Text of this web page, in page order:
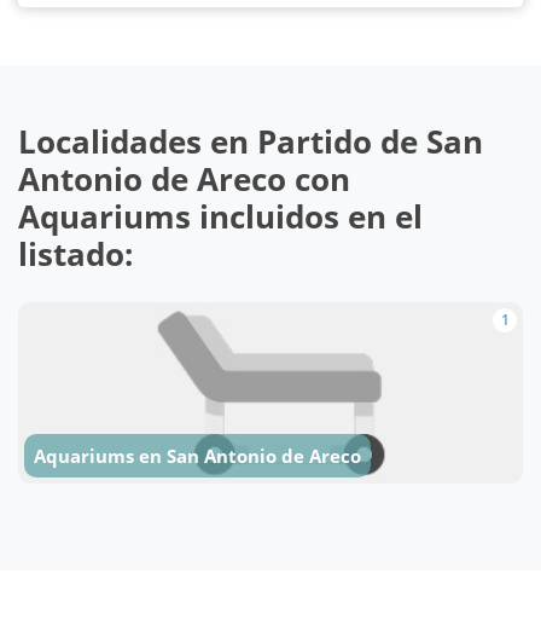
Localidades en Partido de San
Antonio de Areco con
Aquariums incluidos en el
listado:
1
Aquariums en San Antonio de Areco